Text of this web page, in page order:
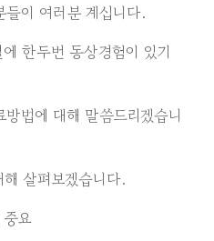
이 여러분 계십니다.
한두번 동상경험이 있기
법에 대해 말씀드리겠습니
살펴보겠습니다.
요